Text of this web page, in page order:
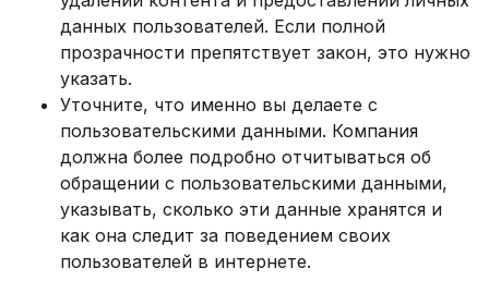
данных пользователей. Если полной
прозрачности препятствует закон, это нужно
указать.
Уточните, что именно вы делаете с
пользовательскими данными. Компания
должна более подробно отчитываться об
обращении с пользовательскими данными,
указывать, сколько эти данные хранятся и
как она следит за поведением своих
пользователей в интернете.